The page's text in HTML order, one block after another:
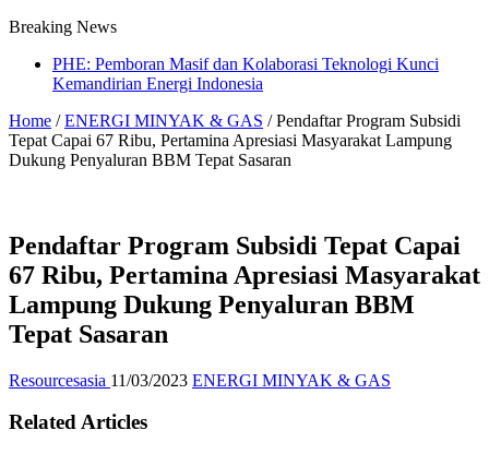
Breaking News
PHE: Pemboran Masif dan Kolaborasi Teknologi Kunci
Kemandirian Energi Indonesia
Home / ENERGI MINYAK & GAS / Pendaftar Program Subsidi
Tepat Capai 67 Ribu, Pertamina Apresiasi Masyarakat Lampung
Dukung Penyaluran BBM Tepat Sasaran
Pendaftar Program Subsidi Tepat Capai
67 Ribu, Pertamina Apresiasi Masyarakat
Lampung Dukung Penyaluran BBM
Tepat Sasaran
Resourcesasia 11/03/2023 ENERGI MINYAK & GAS
Related Articles